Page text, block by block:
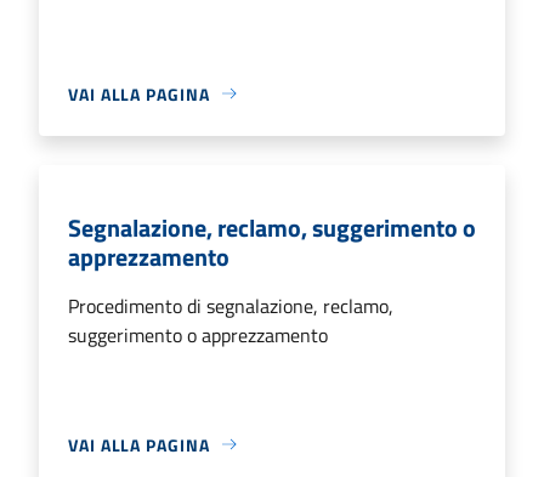
VAI ALLA PAGINA
Segnalazione, reclamo, suggerimento o
apprezzamento
Procedimento di segnalazione, reclamo,
suggerimento o apprezzamento
VAI ALLA PAGINA